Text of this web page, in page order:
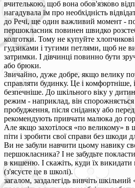
вчителькою, щоб вона обов'язково
нагадувала їм про необхідність
до Речі, ще один важливий момент -
першокласник повинен швидко
колготки. Тому не купуйте
гудзиками і тугими петлями, щоб не
затримки. І дівчинці повинно бути
або брюки.
Звичайно, дуже добре, якщо велику
справляти будинку. Це і комфортніше,
безпечніше. До шкільного віку у
режим - наприклад, він спорожняється
пробудження, після сніданку або
рекомендують привчати малюка до
Але якщо захотілося «по великому» в
піти і зробити свої справи без шкоди
Ви не забули навчити цьому навику
першокласника? І не забудьте
в кишеню. І скажіть, куди їх викидати
(з'ясуєте це в школі).
загалом, заздалегідь вивчіть